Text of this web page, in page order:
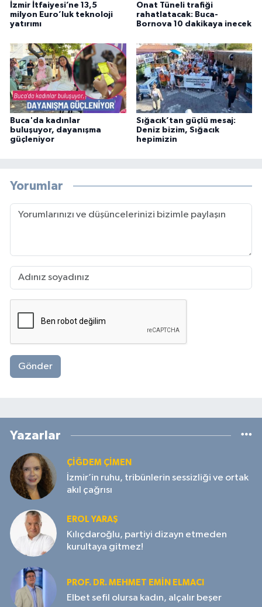
İzmir İtfaiyesi’ne 13,5
milyon Euro’luk teknoloji
yatırımı
Onat Tüneli trafiği
rahatlatacak: Buca-
Bornova 10 dakikaya inecek
Buca'da kadınlar
buluşuyor, dayanışma
güçleniyor
Sığacık’tan güçlü mesaj:
Deniz bizim, Sığacık
hepimizin
Yorumlar
Gönder
Yazarlar
ÇIĞDEM ÇIMEN
İzmir’in ruhu, tribünlerin sessizliği ve ortak
akıl çağrısı
EROL YARAŞ
Kılıçdaroğlu, partiyi dizayn etmeden
kurultaya gitmez!
PROF. DR. MEHMET EMIN ELMACI
Elbet sefil olursa kadın, alçalır beşer